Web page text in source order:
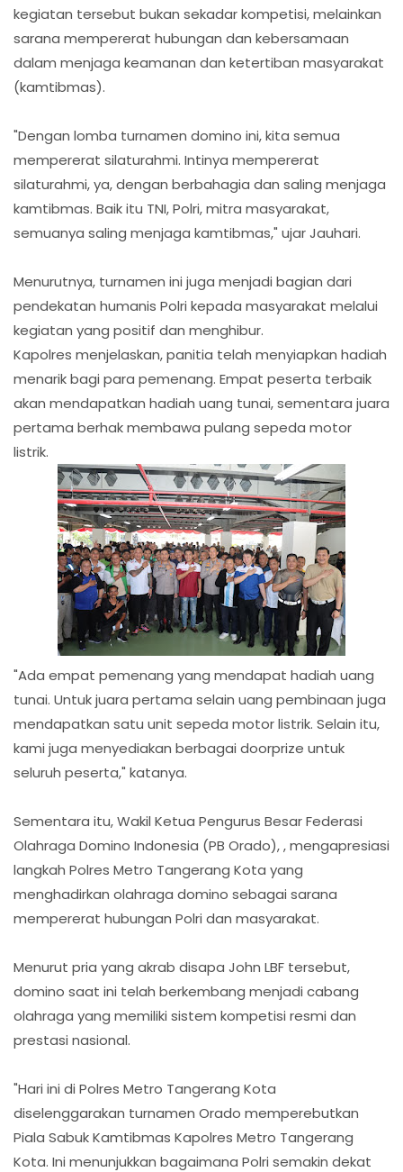
kegiatan tersebut bukan sekadar kompetisi, melainkan
sarana mempererat hubungan dan kebersamaan
dalam menjaga keamanan dan ketertiban masyarakat
(kamtibmas).
"Dengan lomba turnamen domino ini, kita semua
mempererat silaturahmi. Intinya mempererat
silaturahmi, ya, dengan berbahagia dan saling menjaga
kamtibmas. Baik itu TNI, Polri, mitra masyarakat,
semuanya saling menjaga kamtibmas," ujar Jauhari.
Menurutnya, turnamen ini juga menjadi bagian dari
pendekatan humanis Polri kepada masyarakat melalui
kegiatan yang positif dan menghibur.
Kapolres menjelaskan, panitia telah menyiapkan hadiah
menarik bagi para pemenang. Empat peserta terbaik
akan mendapatkan hadiah uang tunai, sementara juara
pertama berhak membawa pulang sepeda motor
listrik.
"Ada empat pemenang yang mendapat hadiah uang
tunai. Untuk juara pertama selain uang pembinaan juga
mendapatkan satu unit sepeda motor listrik. Selain itu,
kami juga menyediakan berbagai doorprize untuk
seluruh peserta," katanya.
Sementara itu, Wakil Ketua Pengurus Besar Federasi
Olahraga Domino Indonesia (PB Orado), , mengapresiasi
langkah Polres Metro Tangerang Kota yang
menghadirkan olahraga domino sebagai sarana
mempererat hubungan Polri dan masyarakat.
Menurut pria yang akrab disapa John LBF tersebut,
domino saat ini telah berkembang menjadi cabang
olahraga yang memiliki sistem kompetisi resmi dan
prestasi nasional.
"Hari ini di Polres Metro Tangerang Kota
diselenggarakan turnamen Orado memperebutkan
Piala Sabuk Kamtibmas Kapolres Metro Tangerang
Kota. Ini menunjukkan bagaimana Polri semakin dekat